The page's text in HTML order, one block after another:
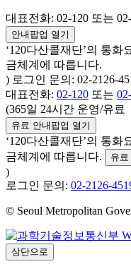
대표전화: 02-120 또는
안내팝업 열기
‘120다산콜재단’의 통
금체계에 따릅니다.
) 로그인 문의: 02-2126-
대표전화: 02-120 또는
(365일 24시간 운영/유료
유료 안내팝업 열기
‘120다산콜재단’의 통
금체계에 따릅니다.
유
)
로그인 문의: 02-2126-
© Seoul Metropolitan
상단으로